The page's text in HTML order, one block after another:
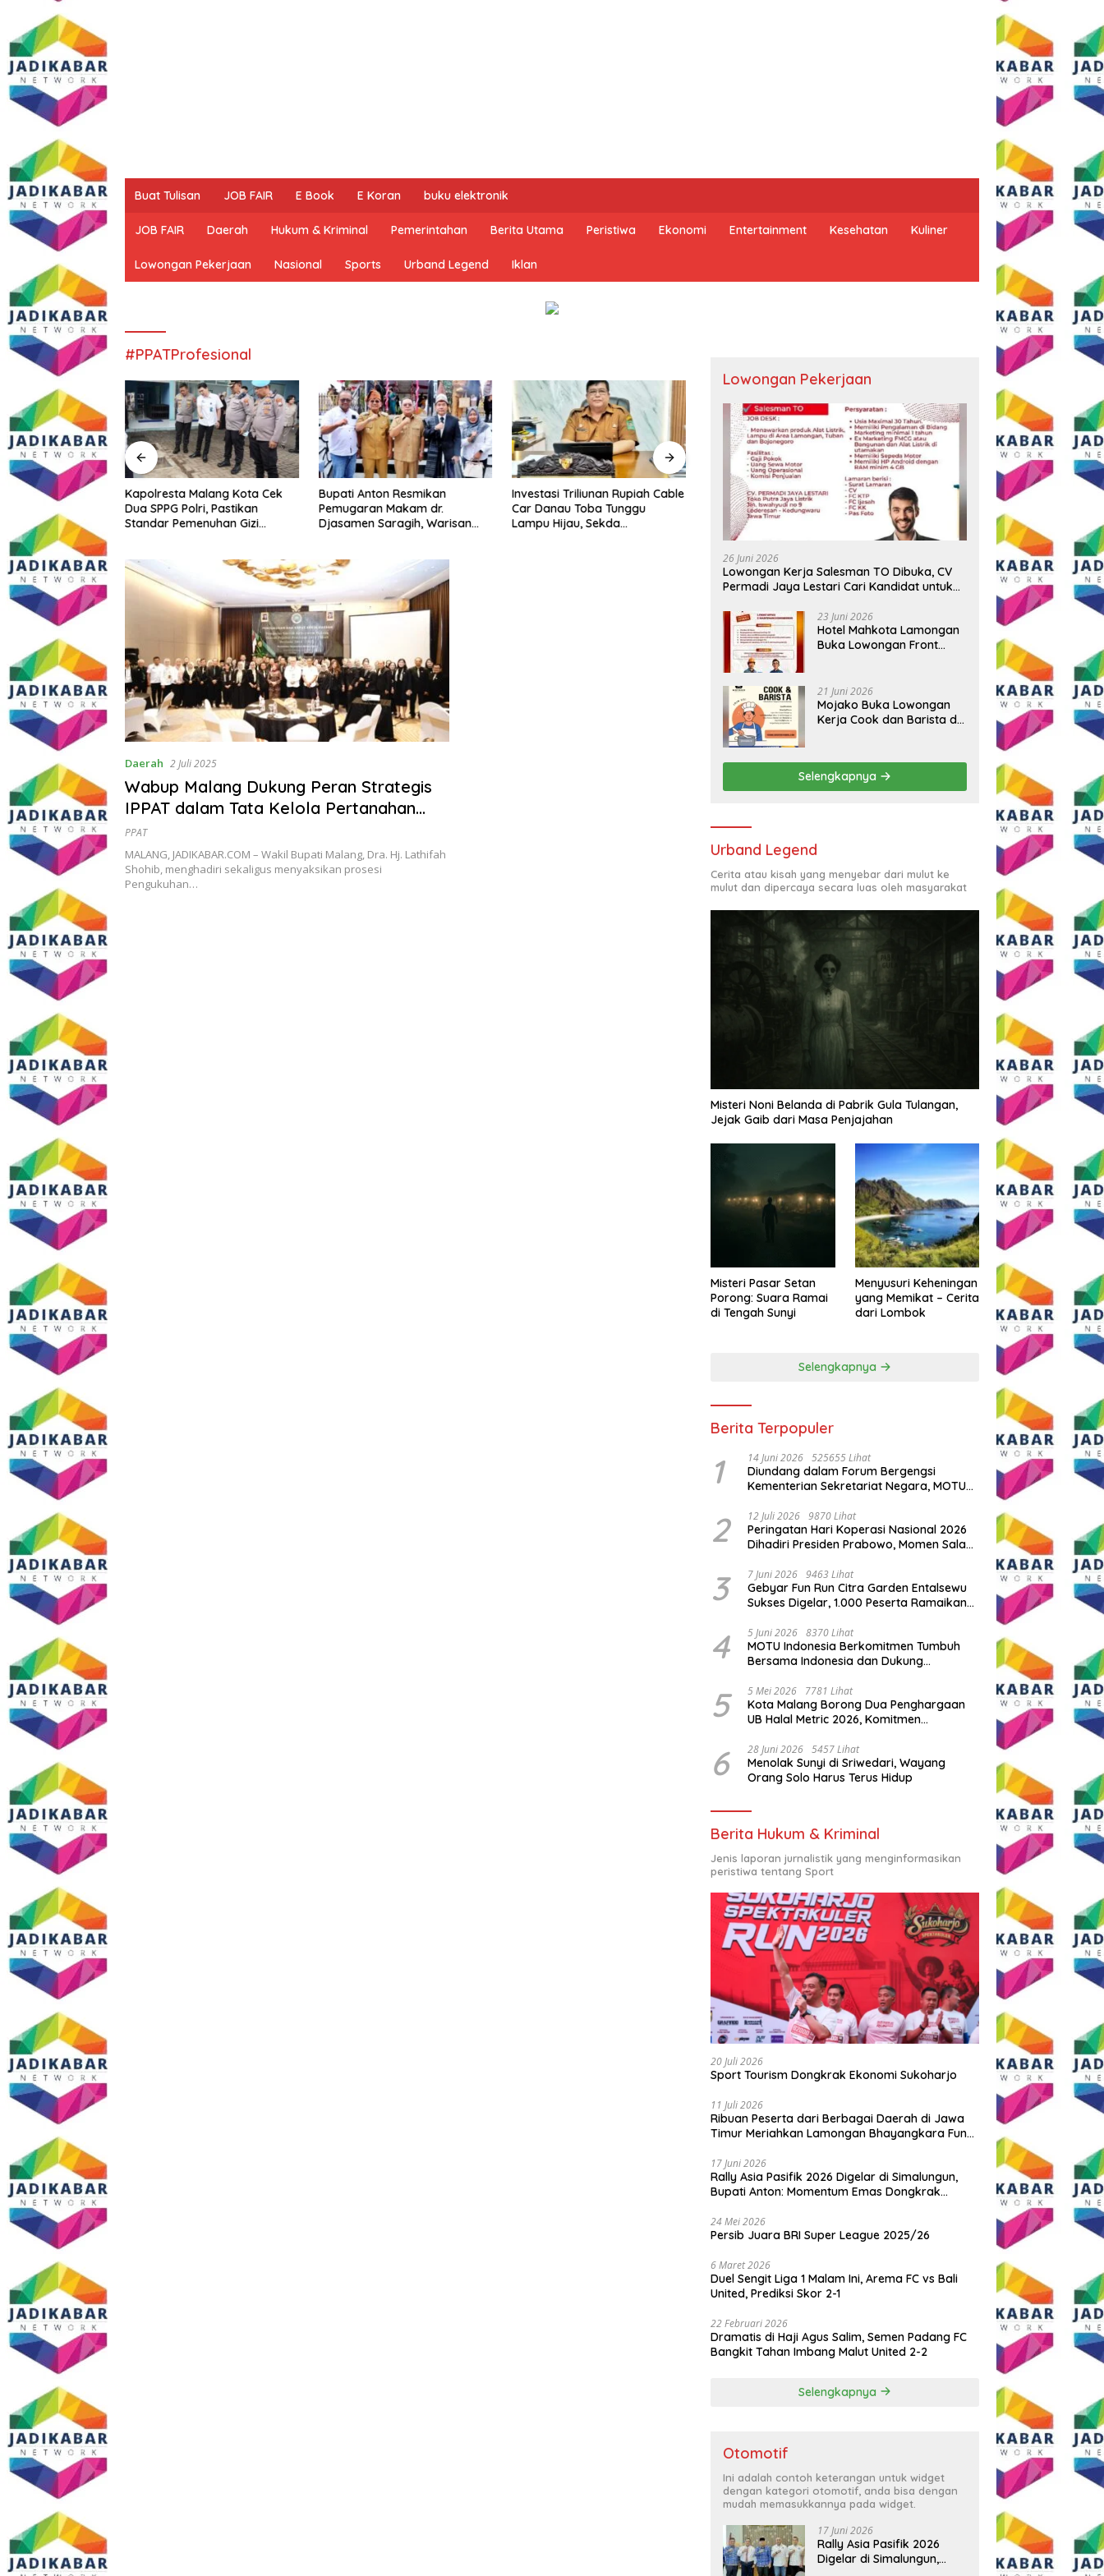
Buat Tulisan JOB FAIR E Book E Koran buku elektronik
JOB FAIR Daerah Hukum & Kriminal Pemerintahan Berita Utama Peristiwa Ekonomi Entertainment Kesehatan Kuliner
Lowongan Pekerjaan Nasional Sports Urband Legend Iklan
#PPATProfesional
Kinerja
Triliun dan
Persen
Kapolresta Malang Kota Cek
Dua SPPG Polri, Pastikan
Standar Pemenuhan Gizi
Bupati Anton Resmikan
Pemugaran Makam dr.
Djasamen Saragih, Warisan
Mendatang
Investasi Triliunan Rupiah Cable
Car Danau Toba Tunggu
Lampu Hijau, Sekda
Pinjam Motor Alasan Beli
Makanan, Pemuda di Tajinan
Malang Malah Bawa Kabur
Sabu dan Ganja Ratusan Gram
Disita, Polisi Ringkus Pemuda di
Kepanjen Malang
Daerah 2 Juli 2025
Wabup Malang Dukung Peran Strategis
IPPAT dalam Tata Kelola Pertanahan
Daerah
PPAT
MALANG, JADIKABAR.COM – Wakil Bupati Malang, Dra. Hj. Lathifah
Shohib, menghadiri sekaligus menyaksikan prosesi
Pengukuhan…
Lowongan Pekerjaan
26 Juni 2026
Lowongan Kerja Salesman TO Dibuka, CV
Permadi Jaya Lestari Cari Kandidat untuk
23 Juni 2026
Hotel Mahkota Lamongan
Buka Lowongan Front
Syaratnya
21 Juni 2026
Mojako Buka Lowongan
Kerja Cook dan Barista di
Selengkapnya
Urband Legend
Cerita atau kisah yang menyebar dari mulut ke
mulut dan dipercaya secara luas oleh masyarakat
Misteri Noni Belanda di Pabrik Gula Tulangan,
Jejak Gaib dari Masa Penjajahan
Misteri Pasar Setan
Porong: Suara Ramai
di Tengah Sunyi
Menyusuri Keheningan
yang Memikat – Cerita
dari Lombok
Selengkapnya
Berita Terpopuler
1 14 Juni 2026 525655 Lihat
Diundang dalam Forum Bergengsi
Kementerian Sekretariat Negara, MOTU
Indonesia
2 12 Juli 2026 9870 Lihat
Peringatan Hari Koperasi Nasional 2026
Dihadiri Presiden Prabowo, Momen Salam
3 7 Juni 2026 9463 Lihat
Gebyar Fun Run Citra Garden Entalsewu
Sukses Digelar, 1.000 Peserta Ramaikan
4 5 Juni 2026 8370 Lihat
MOTU Indonesia Berkomitmen Tumbuh
Bersama Indonesia dan Dukung
5 5 Mei 2026 7781 Lihat
Kota Malang Borong Dua Penghargaan
UB Halal Metric 2026, Komitmen
6 28 Juni 2026 5457 Lihat
Menolak Sunyi di Sriwedari, Wayang
Orang Solo Harus Terus Hidup
Berita Hukum & Kriminal
Jenis laporan jurnalistik yang menginformasikan
peristiwa tentang Sport
20 Juli 2026
Sport Tourism Dongkrak Ekonomi Sukoharjo
11 Juli 2026
Ribuan Peserta dari Berbagai Daerah di Jawa
Timur Meriahkan Lamongan Bhayangkara Fun
17 Juni 2026
Rally Asia Pasifik 2026 Digelar di Simalungun,
Bupati Anton: Momentum Emas Dongkrak
24 Mei 2026
Persib Juara BRI Super League 2025/26
6 Maret 2026
Duel Sengit Liga 1 Malam Ini, Arema FC vs Bali
United, Prediksi Skor 2-1
22 Februari 2026
Dramatis di Haji Agus Salim, Semen Padang FC
Bangkit Tahan Imbang Malut United 2-2
Selengkapnya
Otomotif
Ini adalah contoh keterangan untuk widget
dengan kategori otomotif, anda bisa dengan
mudah memasukkannya pada widget.
17 Juni 2026
Rally Asia Pasifik 2026
Digelar di Simalungun,